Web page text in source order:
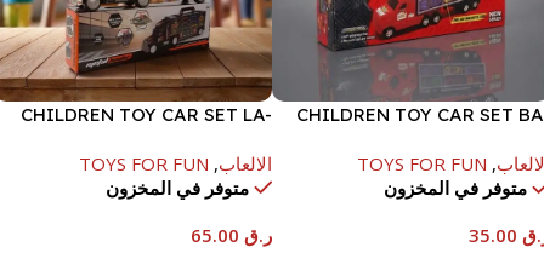
CHILDREN TOY CAR SET
,
TOYS FOR FUN
متوفر في المخزون
CHILDREN TOY CAR SET LA-
الالعاب,
TOYS FOR FUN
متوفر في المخزون
ر.ق